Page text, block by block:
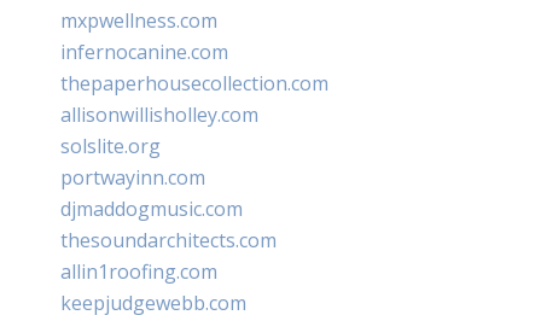
mxpwellness.com
infernocanine.com
thepaperhousecollection.com
allisonwillisholley.com
solslite.org
portwayinn.com
djmaddogmusic.com
thesoundarchitects.com
allin1roofing.com
keepjudgewebb.com